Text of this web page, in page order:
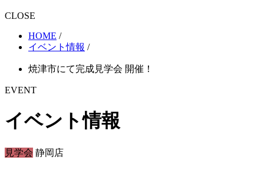
CLOSE
HOME /
イベント情報 /
焼津市にて完成見学会 開催！
EVENT
イベント情報
見学会 静岡店